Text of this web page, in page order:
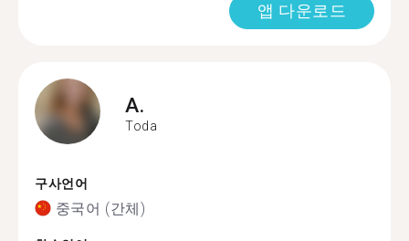
앱 다운로드
A.
Toda
구사언어
중국어 (간체)